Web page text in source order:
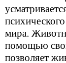
мира.
помощью
позволяет